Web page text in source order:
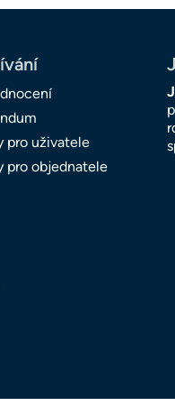
pro uživatele
pro objednatele